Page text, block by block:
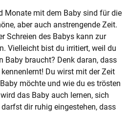
Monate mit dem Baby sind für die
aber auch anstrengende Zeit.
Schreien des Babys kann zur
Vielleicht bist du irritiert, weil du
Baby braucht? Denk daran, dass
Du wirst mit der Zeit
möchte und wie du es trösten
das Baby auch lernen, sich
dir ruhig eingestehen, dass